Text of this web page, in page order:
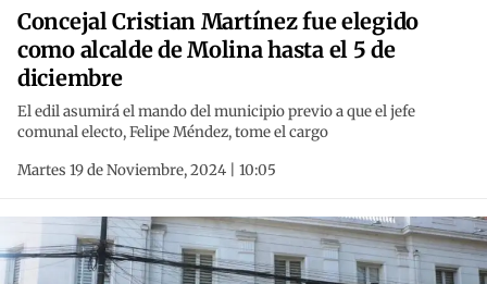
Concejal Cristian Martínez fue elegido
como alcalde de Molina hasta el 5 de
diciembre
El edil asumirá el mando del municipio previo a que el jefe
comunal electo, Felipe Méndez, tome el cargo
Martes 19 de Noviembre, 2024 | 10:05